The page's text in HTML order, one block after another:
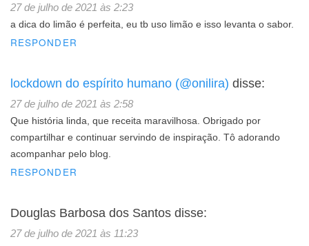
27 de julho de 2021 às 2:23
a dica do limão é perfeita, eu tb uso limão e isso levanta o sabor.
RESPONDER
lockdown do espírito humano (@onilira) disse:
27 de julho de 2021 às 2:58
Que história linda, que receita maravilhosa. Obrigado por
compartilhar e continuar servindo de inspiração. Tô adorando
acompanhar pelo blog.
RESPONDER
Douglas Barbosa dos Santos disse:
27 de julho de 2021 às 11:23